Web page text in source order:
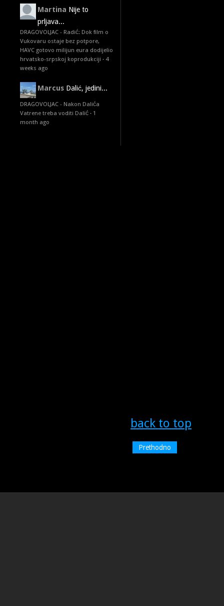
Martina Nije to
prljava...
DRAGOVOLJAC - Radić: Dok film o
Vukovaru ostaje bez potpore,
HAVC gotovo milijun eura dodijelio
hrvatsko-srpskoj koprodukciji · 4
weeks ago
Marcus Dalić, jedini...
DRAGOVOLJAC - Nakon Dalića
Vatrene treba voditi Dalić · 1
month ago
back to top
Prethodno